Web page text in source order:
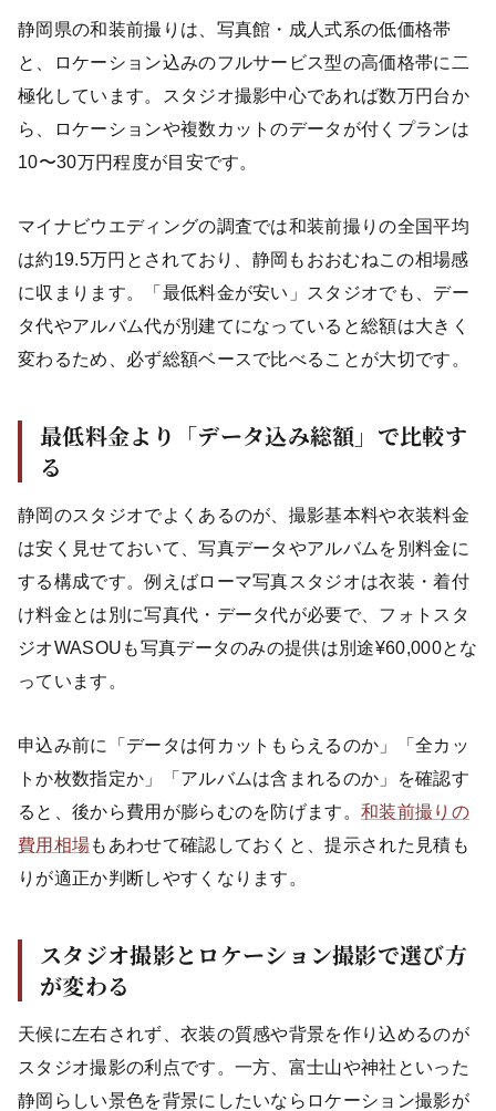
静岡県の和装前撮りは、写真館・成人式系の低価格帯
と、ロケーション込みのフルサービス型の高価格帯に二
極化しています。スタジオ撮影中心であれば数万円台か
ら、ロケーションや複数カットのデータが付くプランは
10〜30万円程度が目安です。
マイナビウエディングの調査では和装前撮りの全国平均
は約19.5万円とされており、静岡もおおむねこの相場感
に収まります。「最低料金が安い」スタジオでも、デー
タ代やアルバム代が別建てになっていると総額は大きく
変わるため、必ず総額ベースで比べることが大切です。
最低料金より「データ込み総額」で比較す
る
静岡のスタジオでよくあるのが、撮影基本料や衣装料金
は安く見せておいて、写真データやアルバムを別料金に
する構成です。例えばローマ写真スタジオは衣装・着付
け料金とは別に写真代・データ代が必要で、フォトスタ
ジオWASOUも写真データのみの提供は別途¥60,000とな
っています。
申込み前に「データは何カットもらえるのか」「全カッ
トか枚数指定か」「アルバムは含まれるのか」を確認す
ると、後から費用が膨らむのを防げます。和装前撮りの
費用相場もあわせて確認しておくと、提示された見積も
りが適正か判断しやすくなります。
スタジオ撮影とロケーション撮影で選び方
が変わる
天候に左右されず、衣装の質感や背景を作り込めるのが
スタジオ撮影の利点です。一方、富士山や神社といった
静岡らしい景色を背景にしたいならロケーション撮影が